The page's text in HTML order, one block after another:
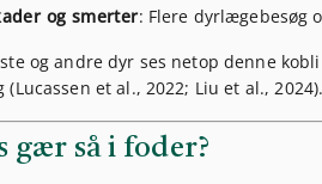
og smerter: Flere dyrlægebesøg
og andre dyr ses netop denne
et al., 2022; Liu et al., 2024).
gær så i foder?